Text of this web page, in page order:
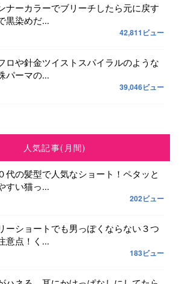
ナーカラーでブリーチしたら元に戻す
黒染めだ...
42,811ビュー
ロや針金ツイストスパイラルのような
パーマの...
39,046ビュー
人気記事(月間)
代の髪型で人気なショート！ペタッと
すい猫っ...
202ビュー
ーショートでも男っぽくならない３つ
意点！く...
183ビュー